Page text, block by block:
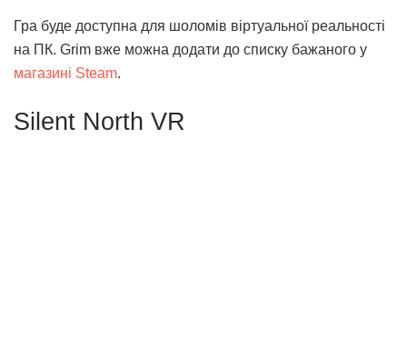
Гра буде доступна для шоломів віртуальної реальності
на ПК. Grim вже можна додати до списку бажаного у
магазині Steam.
Silent North VR